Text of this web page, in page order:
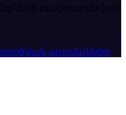
պաշտպանված
պայմաններ